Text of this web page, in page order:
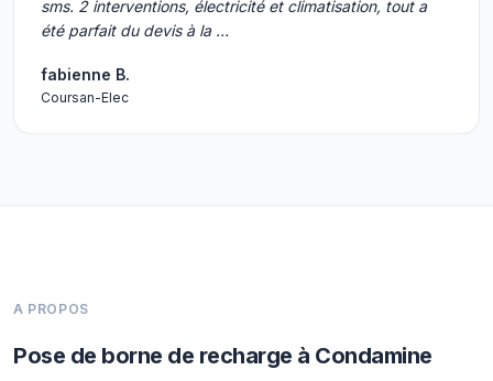
sms. 2 interventions, électricité et climatisation, tout a
été parfait du devis à la …
fabienne B.
Coursan-Elec
A PROPOS
Pose de borne de recharge à Condamine